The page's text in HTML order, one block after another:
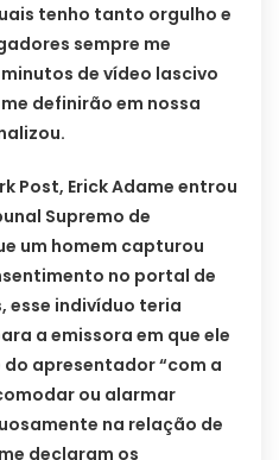
tenho tanto orgulho e
sempre me
de vídeo lascivo
definirão em nossa
Post, Erick Adame entrou
Supremo de
um homem capturou
no portal de
esse indivíduo teria
a emissora em que ele
apresentador “com a
ou alarmar
na relação de
declaram os